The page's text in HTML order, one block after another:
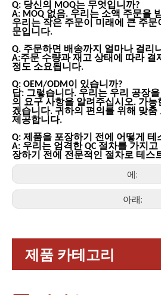
Q: 당신의 MOQ는 무엇입니까?
A: MOQ 없음. 우리는 소액 주문을
우리는 작은 주문이 미래에 큰 주문
문입니다.
Q. 주문하면 배송까지 얼마나 걸리
A:주문 수량과 재고 상태에 따라 결
정도 소요됩니다.
Q: OEM/ODM이 있습니까?
답: 그렇습니다. 우리는 우리 공장
의 요구 사항을 알려주십시오. 가능
겠습니다. 귀하의 편의를 위해 맞
제공합니다.
Q: 제품을 포장하기 전에 어떻게 테
A: 우리는 엄격한 QC 절차를 가지
장하기 전에 전문적인 절차로 테스
에:
아래:
제품 카테고리